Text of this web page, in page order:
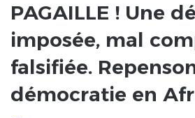
PAGAILLE ! Une
imposée, mal
falsifiée.
démocratie en